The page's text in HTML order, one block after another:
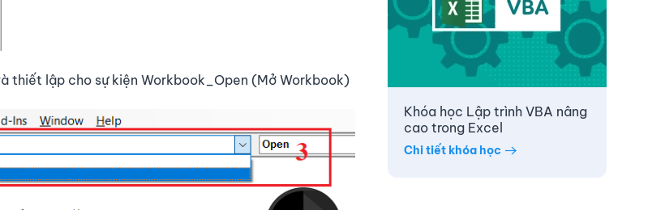
thiết lập cho sự kiện Workbook_Open (Mở Workbook)
Khóa học Lập trình VBA nâng
cao trong Excel
Chi tiết khóa học